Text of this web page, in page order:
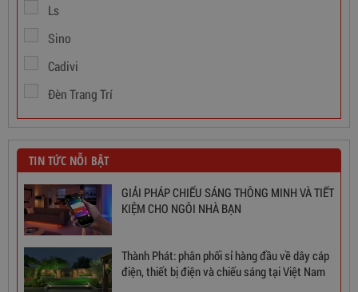
Ls
Sino
Cadivi
Đèn Trang Trí
TIN TỨC NỖI BẬT
GIẢI PHÁP CHIẾU SÁNG THÔNG MINH VÀ TIẾT
KIỆM CHO NGÔI NHÀ BẠN
Thành Phát: phân phối sỉ hàng đầu về dây cáp
điện, thiết bị điện và chiếu sáng tại Việt Nam